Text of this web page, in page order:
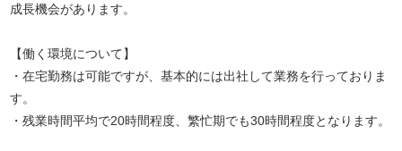
成長機会があります。
【働く環境について】
・在宅勤務は可能ですが、基本的には出社して業務を行っておりま
す。
・残業時間平均で20時間程度、繁忙期でも30時間程度となります。